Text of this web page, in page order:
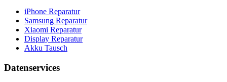
iPhone Reparatur
Samsung Reparatur
Xiaomi Reparatur
Display Reparatur
Akku Tausch
Datenservices